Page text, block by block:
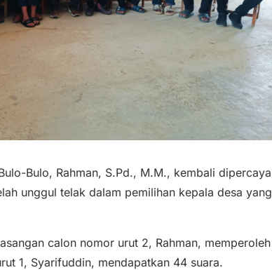
Bulo, Rahman, S.Pd., M.M., kembali dipercaya
unggul telak dalam pemilihan kepala desa yang
calon nomor urut 2, Rahman, memperoleh
1, Syarifuddin, mendapatkan 44 suara.